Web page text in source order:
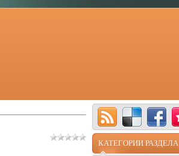
КАТЕГОРИИ РАЗДЕЛА